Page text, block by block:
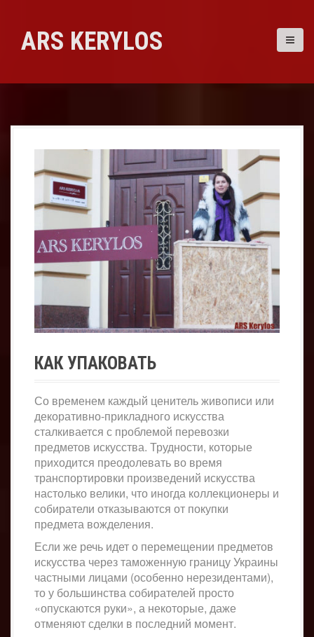
contentARS KERYLOS
КАК УПАКОВАТЬ
Со временем каждый ценитель живописи или
декоративно-прикладного искусства
сталкивается с проблемой перевозки
предметов искусства. Трудности, которые
приходится преодолевать во время
транспортировки произведений искусства
настолько велики, что иногда коллекционеры и
собиратели отказываются от покупки
предмета вожделения.
Если же речь идет о перемещении предметов
искусства через таможенную границу Украины
частными лицами (особенно нерезидентами),
то у большинства собирателей просто
«опускаются руки», а некоторые, даже
отменяют сделки в последний момент.